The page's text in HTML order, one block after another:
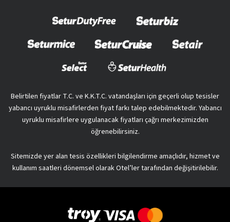
Belirtilen fiyatlar T.C. ve K.K.T.C. vatandaşları için geçerli olup tesisler
yabancı uyruklu misafirlerden fiyat farkı talep edebilmektedir. Yabancı
uyruklu misafirlere uygulanacak fiyatları çağrı merkezimizden
öğrenebilirsiniz.
Sitemizde yer alan tesis özellikleri bilgilendirme amaçlıdır, hizmet ve
kullanım saatleri dönemsel olarak Otel’ler tarafından değişitirilebilir.